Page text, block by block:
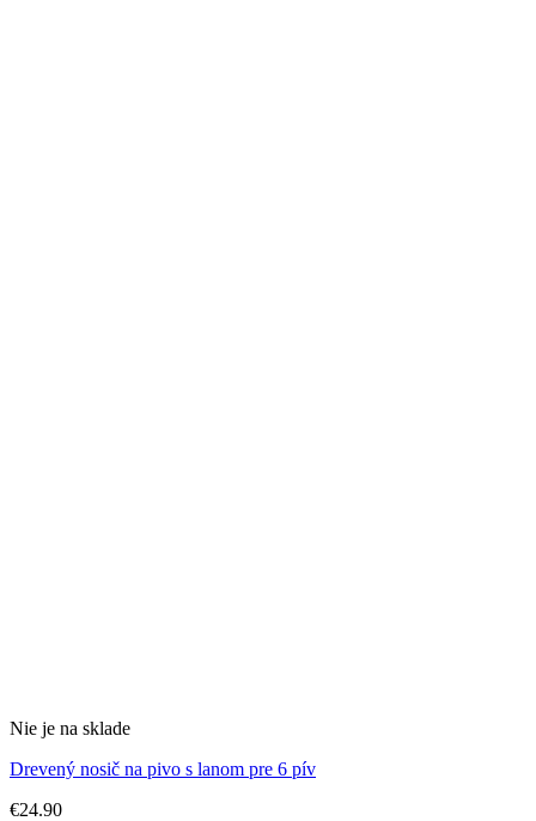
Nie je na sklade
Drevený nosič na pivo s lanom pre 6 pív
€24.90